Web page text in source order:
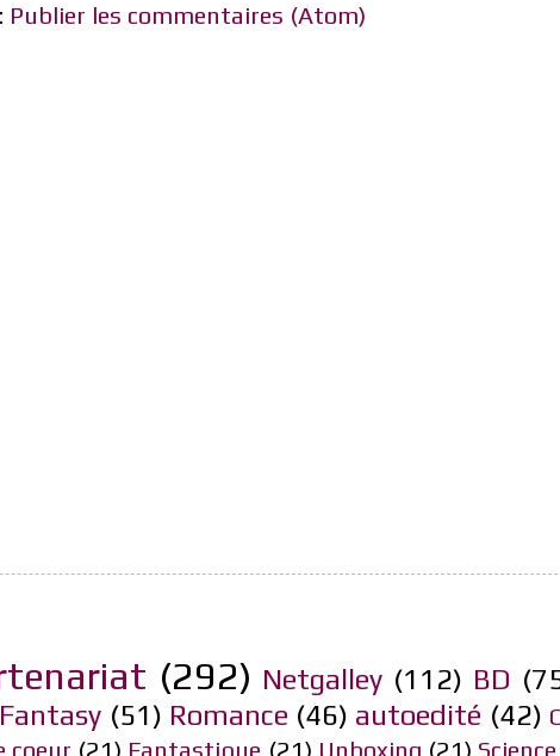
Publier les commentaires (Atom)
(292) Netgalley (112) BD
Fantasy (51) Romance (46) autoedité (42)
coeur (21) Fantastique (21) Unboxing (21)